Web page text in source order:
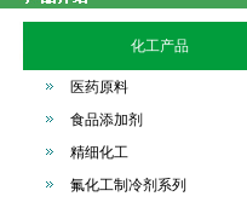
化工产品
医药原料
食品添加剂
精细化工
氟化工制冷剂系列